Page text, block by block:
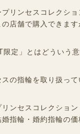
プリンセスコレクシ
店舗で購入できます
限定」とはどういう
の指輪を取り扱って
ンセスコレクショ
指輪・婚約指輪の